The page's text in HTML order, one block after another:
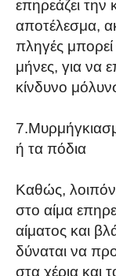
επηρεάζει την
αποτέλεσμα,
πληγές
μήνες, για να
κίνδυνο
ή τα πόδια
Καθώς,
στο αίμα
αίματος και
δύναται να
στα χέρια και